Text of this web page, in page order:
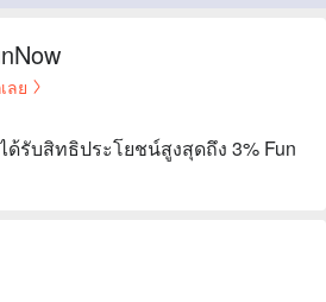
ลย
ด้รับสิทธิประโยชน์สูงสุดถึง 3% Fun